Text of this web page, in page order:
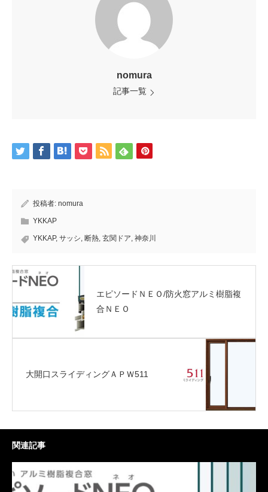
nomura
記事一覧
投稿者: nomura
YKKAP
YKKAP, サッシ, 断熱, 玄関ドア, 神奈川
エピソードＮＥＯ/防火窓アルミ樹脂複
合ＮＥＯ
大開口スライディングＡＰＷ511
関連記事